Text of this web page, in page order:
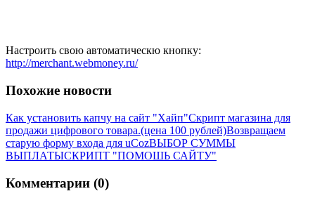
Настроить свою автоматическю кнопку:
http://merchant.webmoney.ru/
Похожие новости
Как установить капчу на сайт "Хайп"Скрипт магазина для
продажи цифрового товара.(цена 100 рублей)Возвращаем
старую форму входа для uCozВЫБОР СУММЫ
ВЫПЛАТЫСКРИПТ "ПОМОШЬ САЙТУ"
Комментарии (0)